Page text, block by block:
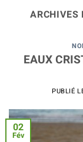
ARCHIVES
EAUX
PUBLIÉ
02
Fév